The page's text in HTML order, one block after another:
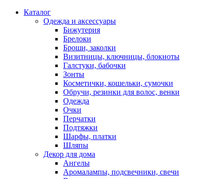
Каталог
Oдежда и аксессуары
Бижутерия
Брелоки
Броши, заколки
Визитницы, ключницы, блокноты
Галстуки, бабочки
Зонты
Косметички, кошельки, сумочки
Обручи, резинки для волос, венки
Одежда
Очки
Перчатки
Подтяжки
Шарфы, платки
Шляпы
Декор для дома
Ангелы
Аромалампы, подсвечники, свечи